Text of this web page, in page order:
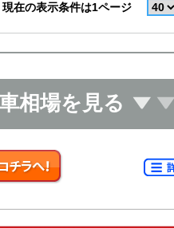
現在の表示条件は1ページ
相場を見る